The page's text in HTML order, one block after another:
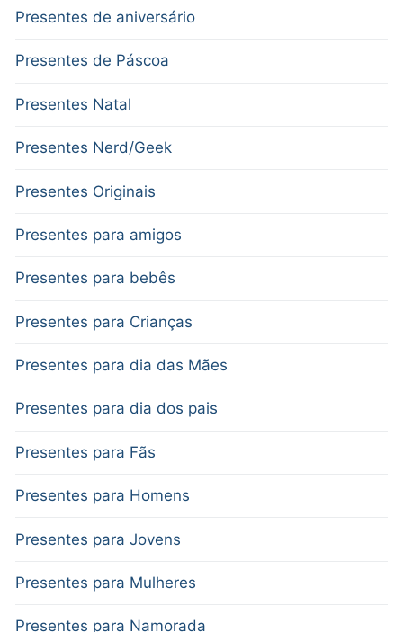
Presentes de aniversário
Presentes de Páscoa
Presentes Natal
Presentes Nerd/Geek
Presentes Originais
Presentes para amigos
Presentes para bebês
Presentes para Crianças
Presentes para dia das Mães
Presentes para dia dos pais
Presentes para Fãs
Presentes para Homens
Presentes para Jovens
Presentes para Mulheres
Presentes para Namorada